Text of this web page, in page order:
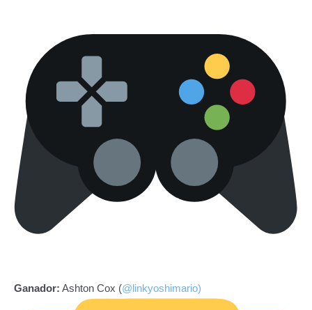
Ganador: Ashton Cox (@linkyoshimario)